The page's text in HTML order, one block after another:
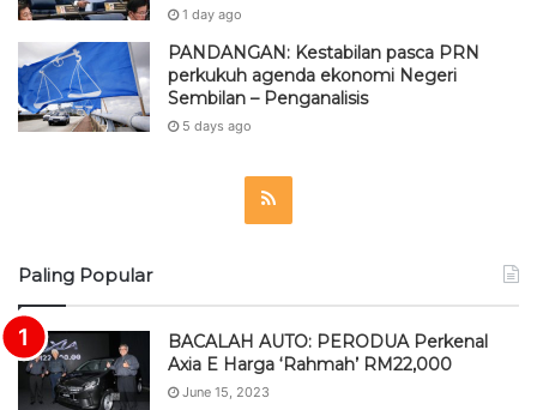
1 day ago
PANDANGAN: Kestabilan pasca PRN
perkukuh agenda ekonomi Negeri
Sembilan – Penganalisis
5 days ago
Paling Popular
BACALAH AUTO: PERODUA Perkenal
Axia E Harga ‘Rahmah’ RM22,000
June 15, 2023